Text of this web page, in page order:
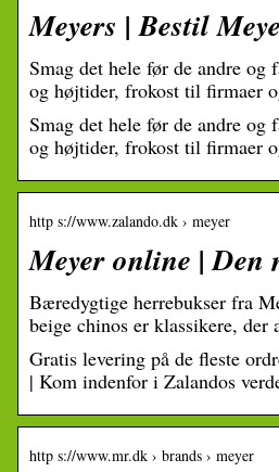
Meyers | Bestil
Smag det hele før de andre
og højtider, frokost til firmaer
Smag det hele før de andre
og højtider, frokost til firmaer
http s://www.zalando.dk › meyer
Meyer online | Den
Bæredygtige herrebukser fra
beige chinos er klassikere,
Gratis levering på de fleste
| Kom indenfor i Zalandos
http s://www.mr.dk › brands › meyer